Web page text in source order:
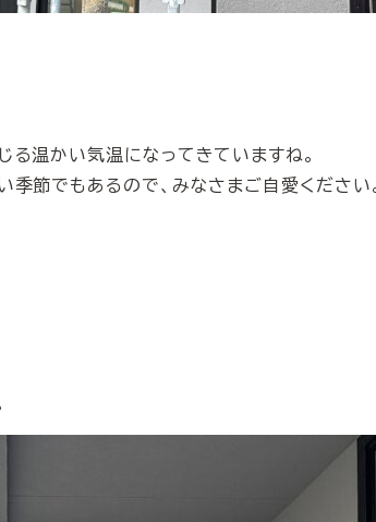
る温かい気温になってきていますね。
季節でもあるので、みなさまご自愛ください